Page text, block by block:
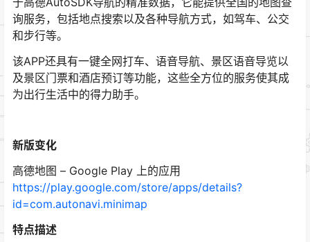
询服务，包括地点搜索以及各种导航方式，如驾车、公交
和步行等。
该APP还具有一键全网打车、语音导航、景区语音导览以
及景区门票和酒店预订等功能，这些全方位的服务使其成
为出行生活中的得力助手。
新版变化
高德地图 – Google Play 上的应用
https://play.google.com/store/apps/details?
id=com.autonavi.minimap
特点描述